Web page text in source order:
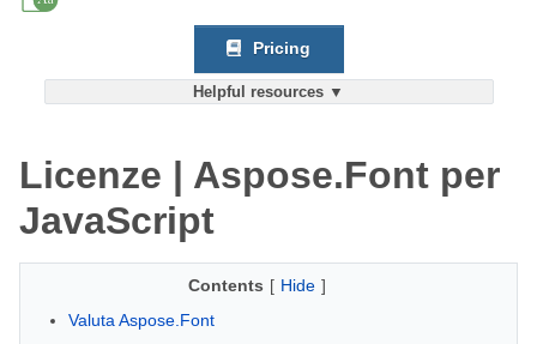
Helpful resources ▼
Pricing
Licenze | Aspose.Font per
JavaScript
Contents [ Hide ]
Valuta Aspose.Font